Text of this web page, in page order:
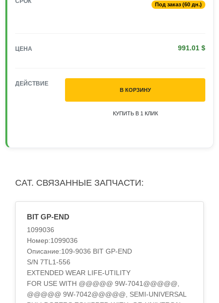
Под заказ (60 дн.)
ЦЕНА 991.01 $
ДЕЙСТВИЕ
В КОРЗИНУ
КУПИТЬ В 1 КЛИК
CAT. СВЯЗАННЫЕ ЗАПЧАСТИ:
BIT GP-END
1099036
Номер:1099036
Описание:109-9036 BIT GP-END
S/N 7TL1-556
EXTENDED WEAR LIFE-UTILITY
FOR USE WITH @@@@@ 9W-7041@@@@@,
@@@@@ 9W-7042@@@@@, SEMI-UNIVERSAL